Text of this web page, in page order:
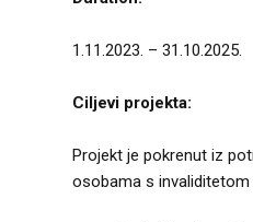
1.11.2023. – 31.10.2025.
Ciljevi projekta:
Projekt je pokrenut iz
osobama s